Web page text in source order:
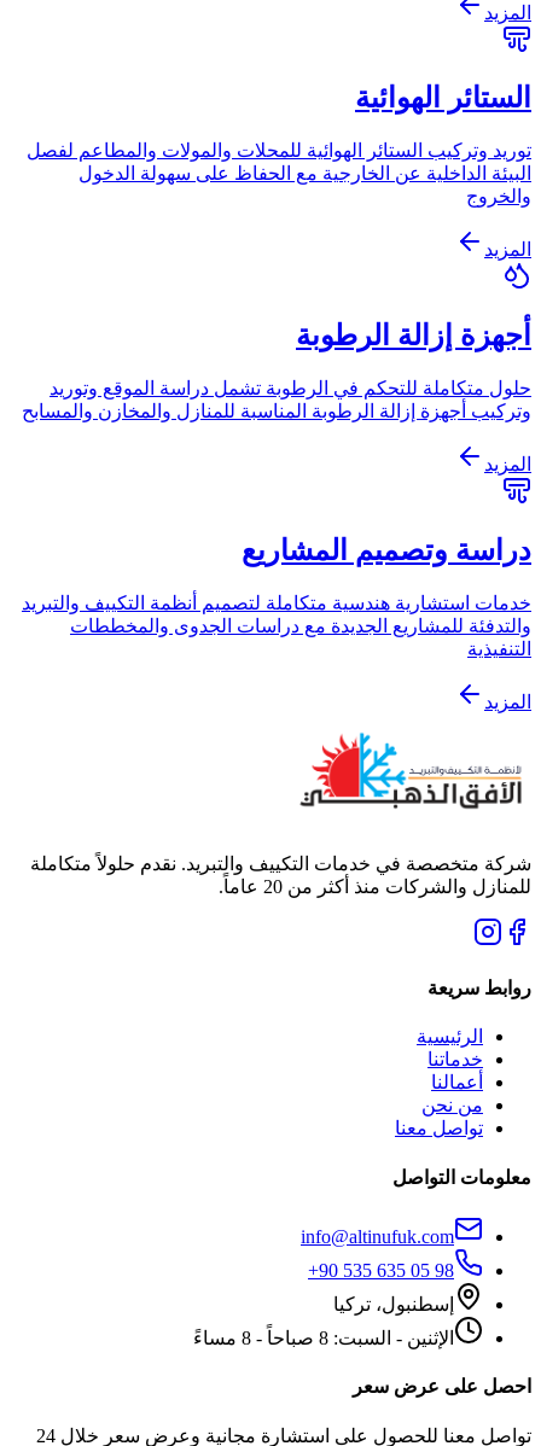
المزيد
الستائر الهوائية
توريد وتركيب الستائر الهوائية للمحلات والمولات والمطاعم لفصل
البيئة الداخلية عن الخارجية مع الحفاظ على سهولة الدخول
والخروج
المزيد
أجهزة إزالة الرطوبة
حلول متكاملة للتحكم في الرطوبة تشمل دراسة الموقع وتوريد
وتركيب أجهزة إزالة الرطوبة المناسبة للمنازل والمخازن والمسابح
المزيد
دراسة وتصميم المشاريع
خدمات استشارية هندسية متكاملة لتصميم أنظمة التكييف والتبريد
والتدفئة للمشاريع الجديدة مع دراسات الجدوى والمخططات
التنفيذية
المزيد
شركة متخصصة في خدمات التكييف والتبريد. نقدم حلولاً متكاملة
للمنازل والشركات منذ أكثر من 20 عاماً.
روابط سريعة
الرئيسية
خدماتنا
أعمالنا
من نحن
تواصل معنا
معلومات التواصل
info@altinufuk.com
+90 535 635 05 98
إسطنبول، تركيا
الإثنين - السبت: 8 صباحاً - 8 مساءً
احصل على عرض سعر
تواصل معنا للحصول على استشارة مجانية وعرض سعر خلال 24